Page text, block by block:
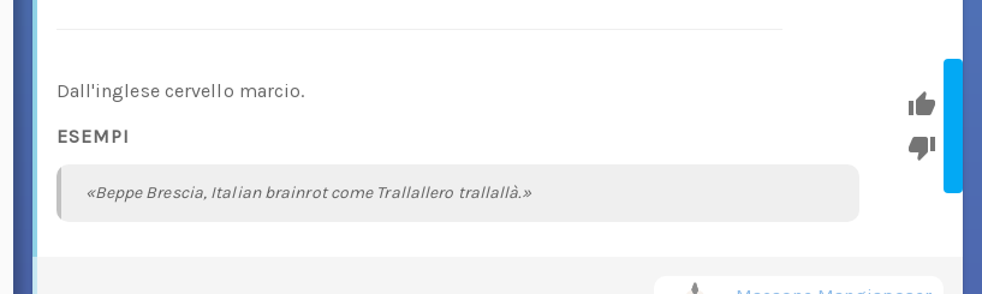
Dall'inglese cervello marcio.
ESEMPI
«Beppe Brescia, Italian brainrot come Trallallero trallallà.»